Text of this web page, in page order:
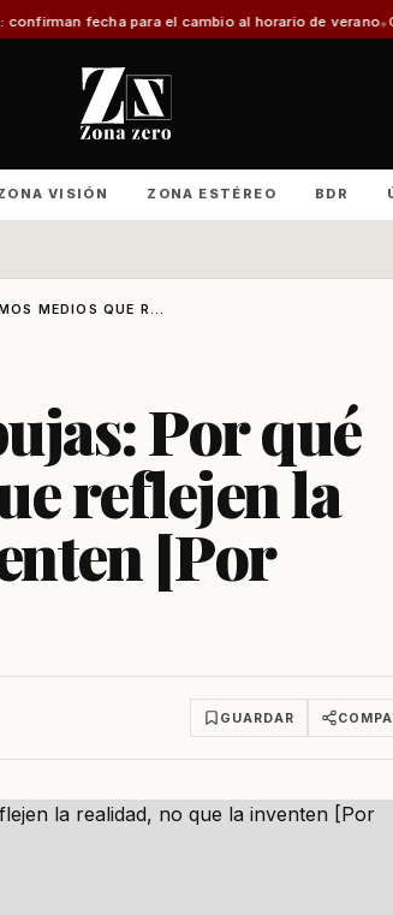
el cambio al horario de verano Con foco en
VISIÓN ZONA ESTÉREO BDR
MEDIOS QUE R...
Por qué
reflejen la
[Por
GUARDAR